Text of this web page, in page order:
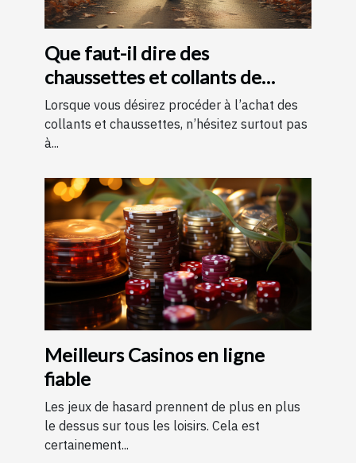
Que faut-il dire des
chaussettes et collants de
contention ?
Lorsque vous désirez procéder à l’achat des
collants et chaussettes, n’hésitez surtout pas
à...
Meilleurs Casinos en ligne
fiable
Les jeux de hasard prennent de plus en plus
le dessus sur tous les loisirs. Cela est
certainement...